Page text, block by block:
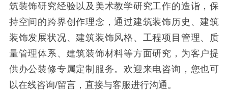
筑装饰研究经验以及美术教学研究工作的造诣，保
持空间的跨界创作理念，通过建筑装饰历史、建筑
装饰发展状况、建筑装饰风格、工程项目管理、质
量管理体系、建筑装饰材料等方面研究，为客户提
供办公装修专属定制服务。欢迎来电咨询，您也可
以在线咨询/留言，直接与客服进行沟通。